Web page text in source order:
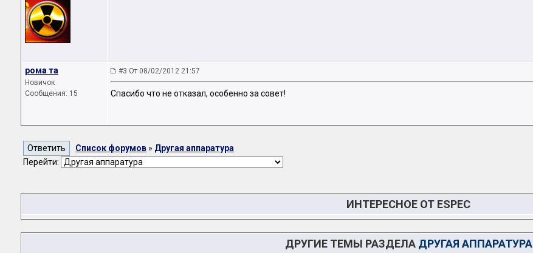
рома та
Новичок
Сообщения: 15
#3 От 08/02/2012 21:57
Спасибо что не отказал, особенно за совет!
Список форумов » Другая аппаратура
Перейти:
ИНТЕРЕСНОЕ ОТ ESPEC
ДРУГИЕ ТЕМЫ РАЗДЕЛА ДРУГАЯ АППАРАТУРА